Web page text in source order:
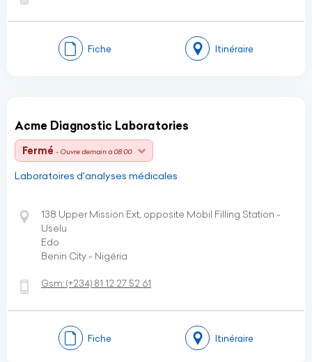
Fiche Itinéraire
Acme Diagnostic Laboratories
Fermé - Ouvre demain à 08:00
Laboratoires d'analyses médicales
138 Upper Mission Ext, opposite Mobil Filling Station -
Uselu
Edo
Benin City - Nigéria
Gsm:(+234) 81 12 27 52 61
Fiche Itinéraire